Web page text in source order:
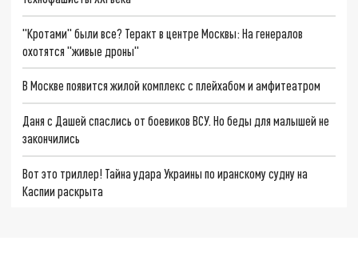
"Кротами" были все? Теракт в центре Москвы: На генералов
охотятся "живые дроны"
В Москве появится жилой комплекс с плейхабом и амфитеатром
Даня с Дашей спаслись от боевиков ВСУ. Но беды для малышей не
закончились
Вот это триллер! Тайна удара Украины по иранскому судну на
Каспии раскрыта